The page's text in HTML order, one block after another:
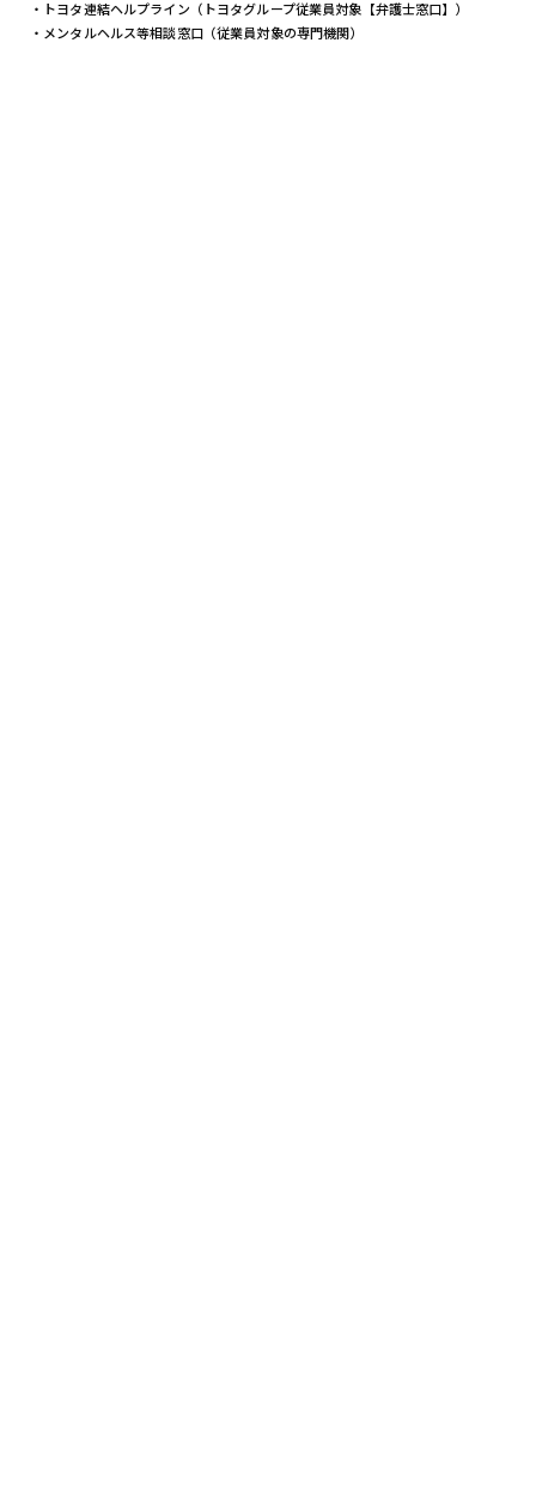
・トヨタ連結ヘルプライン（トヨタグループ従業員対象【弁護士窓口】）
・メンタルヘルス等相談窓口（従業員対象の専門機関）